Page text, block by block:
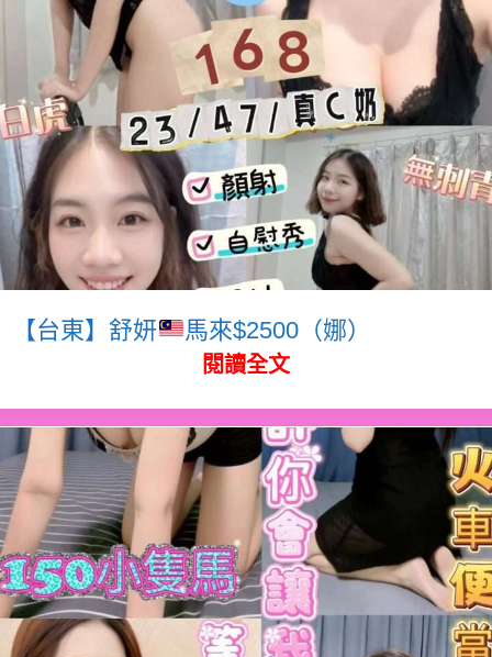
【台東】舒妍 馬來$2500（娜）
閱讀全文